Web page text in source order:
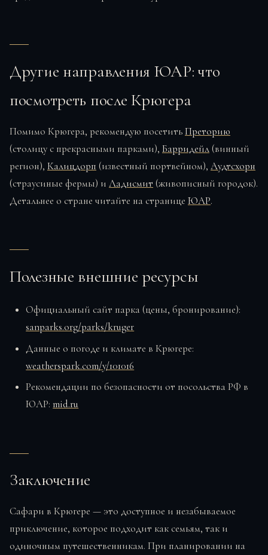
Другие направления ЮАР: что
посмотреть после Крюгера
Помимо Крюгера, рекомендую посетитьПреторию
(столицу с прекрасными парками), Барридейл(винный
регион), Калицдорп (известный портвейном), Аудтсхорн
(страусиные фермы) и Ладисмит (живописный городок).
Детальнее о стране читайте на странице ЮАР.
Полезные внешние ресурсы
Официальный сайт парка (цены, бронирование):
sanparks.org/parks/kruger
Данные о погоде и климате в Крюгере:
weatherspark.com/y/101016
Рекомендации по безопасности от посольства РФ в
ЮАР:mid.ru
Заключение
Сафари в Крюгере — это доступное и незабываемое
приключение, которое подходит как семьям, так и
одиночным путешественникам. При планировании на